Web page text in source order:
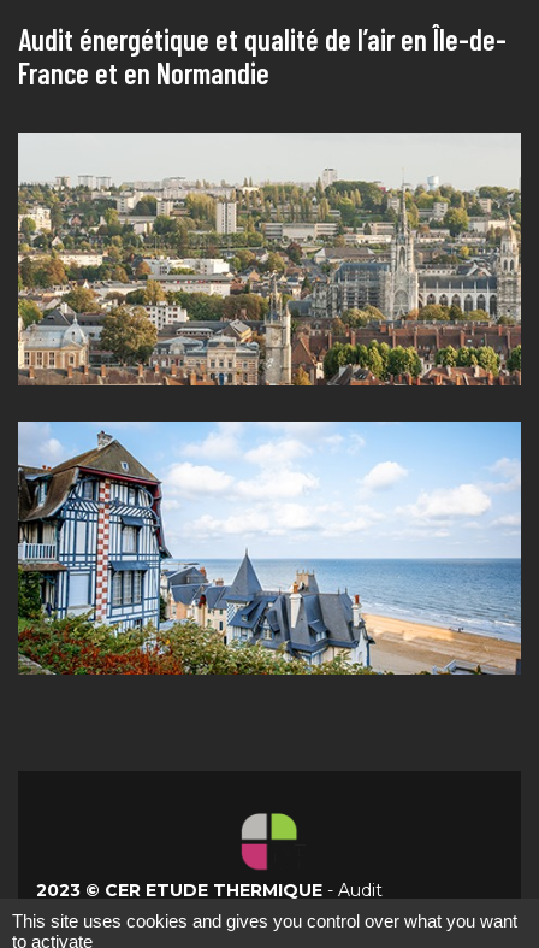
Audit énergétique et qualité de l’air en Île-de-
France et en Normandie
2023 © CER ETUDE THERMIQUE - Audit
réglementaire Mantes-la-Jolie
RCS 897 751 830 - Téléphone :
This site uses cookies and gives you control over what you want
to activate